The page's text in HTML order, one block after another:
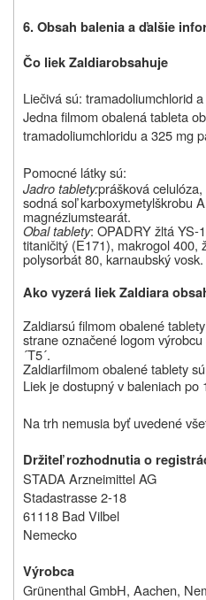
6. Obsah balenia a ďalšie
Čo liekZaldiarobsahuje
Liečivá sú: tramadoliumchlorid
Jedna filmom obalená tableta
tramadoliumchloridu a 325 mg
Pomocné látky sú:
Jadro tablety:prášková
sodná soľ karboxymetylškrobu
magnéziumstearát.
Obal tablety: OPADRY žltá YS-
titaničitý (E171), makrogol 400,
polysorbát 80, karnaubský vosk.
Ako vyzerá liekZaldiara
Zaldiarsú filmom obalené
strane označené logom výrobcu
´T5´.
Zaldiarfilmom obalené tablety
Liek je dostupný v baleniach po
Na trh nemusia byť uvedené
Držiteľ rozhodnutia o
STADA Arzneimittel AG
Stadastrasse 2-18
61118 Bad Vilbel
Nemecko
Výrobca
Grünenthal GmbH, Aachen,